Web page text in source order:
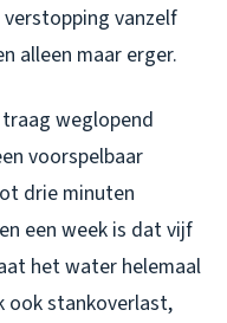
vanzelf
alleen maar erger.
weglopend
voorspelbaar
drie minuten
een week is dat vijf
het water helemaal
ook stankoverlast,